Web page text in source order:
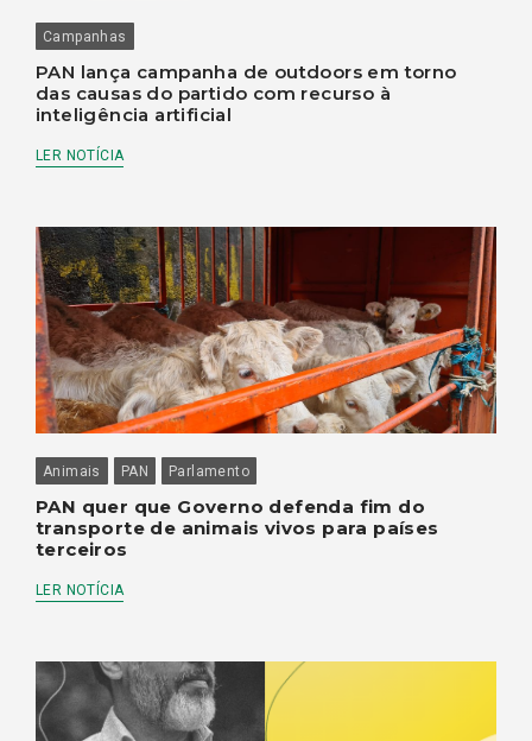
Campanhas
PAN lança campanha de outdoors em torno
das causas do partido com recurso à
inteligência artificial
LER NOTÍCIA
Animais PAN Parlamento
PAN quer que Governo defenda fim do
transporte de animais vivos para países
terceiros
LER NOTÍCIA